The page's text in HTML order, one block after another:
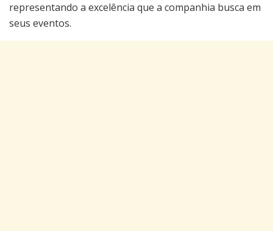
representando a excelência que a companhia busca em
seus eventos.